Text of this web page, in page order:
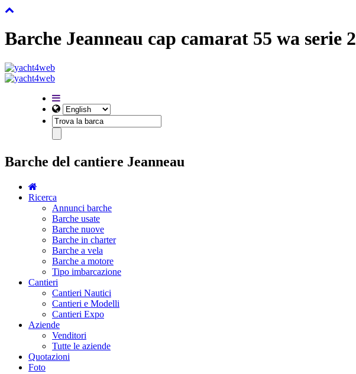
Barche Jeanneau cap camarat 55 wa serie 2
Barche del cantiere Jeanneau
Ricerca
Annunci barche
Barche usate
Barche nuove
Barche in charter
Barche a vela
Barche a motore
Tipo imbarcazione
Cantieri
Cantieri Nautici
Cantieri e Modelli
Cantieri Expo
Aziende
Venditori
Tutte le aziende
Quotazioni
Foto